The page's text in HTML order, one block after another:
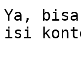
Ya,
isi